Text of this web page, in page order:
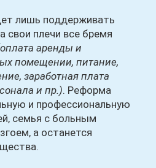
лишь поддерживать
свои плечи все бремя
аренды и
помещении, питание,
заработная плата
и пр.). Реформа
и профессиональную
семья с больным
а останется